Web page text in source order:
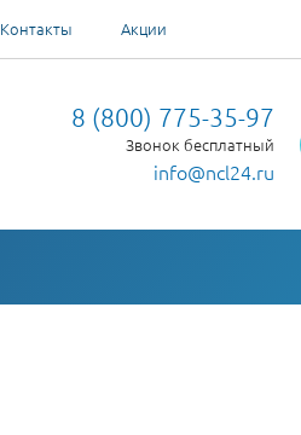
Контакты Акции
8 (800) 775-35-97
Звонок бесплатный
info@ncl24.ru